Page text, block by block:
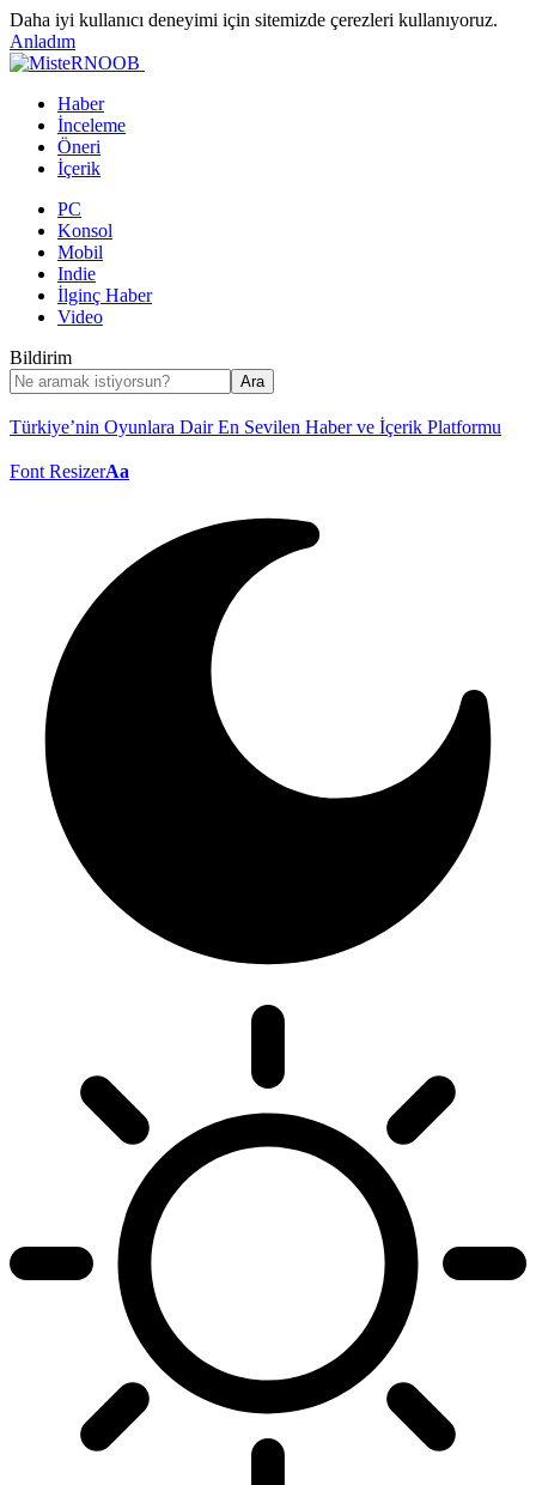
Daha iyi kullanıcı deneyimi için sitemizde çerezleri kullanıyoruz.
Anladım
Haber
İnceleme
Öneri
İçerik
PC
Konsol
Mobil
Indie
İlginç Haber
Video
Bildirim
Türkiye’nin Oyunlara Dair En Sevilen Haber ve İçerik Platformu
Font ResizerAa